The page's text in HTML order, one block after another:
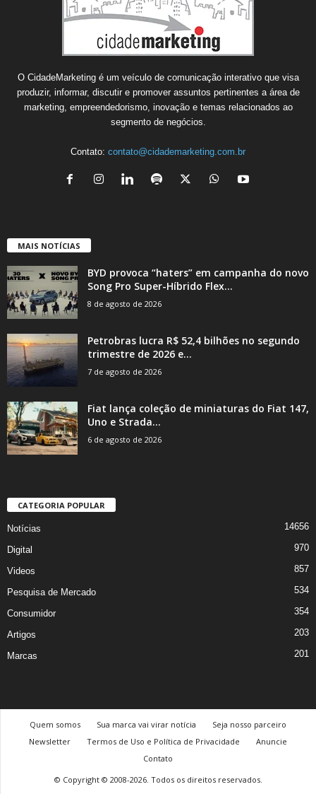
O CidadeMarketing é um veículo de comunicação interativo que visa
produzir, informar, discutir e promover assuntos pertinentes a área de
marketing, empreendedorismo, inovação e temas relacionados ao
segmento de negócios.
Contato: contato@cidademarketing.com.br
MAIS NOTÍCIAS
BYD provoca “haters” em campanha do novo
Song Pro Super-Híbrido Flex...
8 de agosto de 2026
Petrobras lucra R$ 52,4 bilhões no segundo
trimestre de 2026 e...
7 de agosto de 2026
Fiat lança coleção de miniaturas do Fiat 147,
Uno e Strada...
6 de agosto de 2026
CATEGORIA POPULAR
Notícias 14656
Digital 970
Videos 857
Pesquisa de Mercado 534
Consumidor 354
Artigos 203
Marcas 201
Quem somos Sua marca vai virar notícia
Seja nosso parceiro
Newsletter
Termos de Uso e Política de Privacidade
Anuncie
Contato
© Copyright © 2008-2026. Todos os direitos reservados.